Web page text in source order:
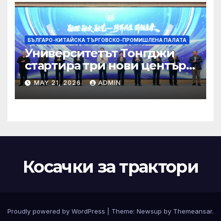
БЪЛГАРО-КИТАЙСКА ТЪРГОВСКО-ПРОМИШЛЕНА ПАЛАТА
Университетът Тонгджи
стартира три нови центъра
за обучение
MAY 21, 2026 ADMIN
Косачки за трактори
Proudly powered by WordPress Theme: Newsup by Themeansar.